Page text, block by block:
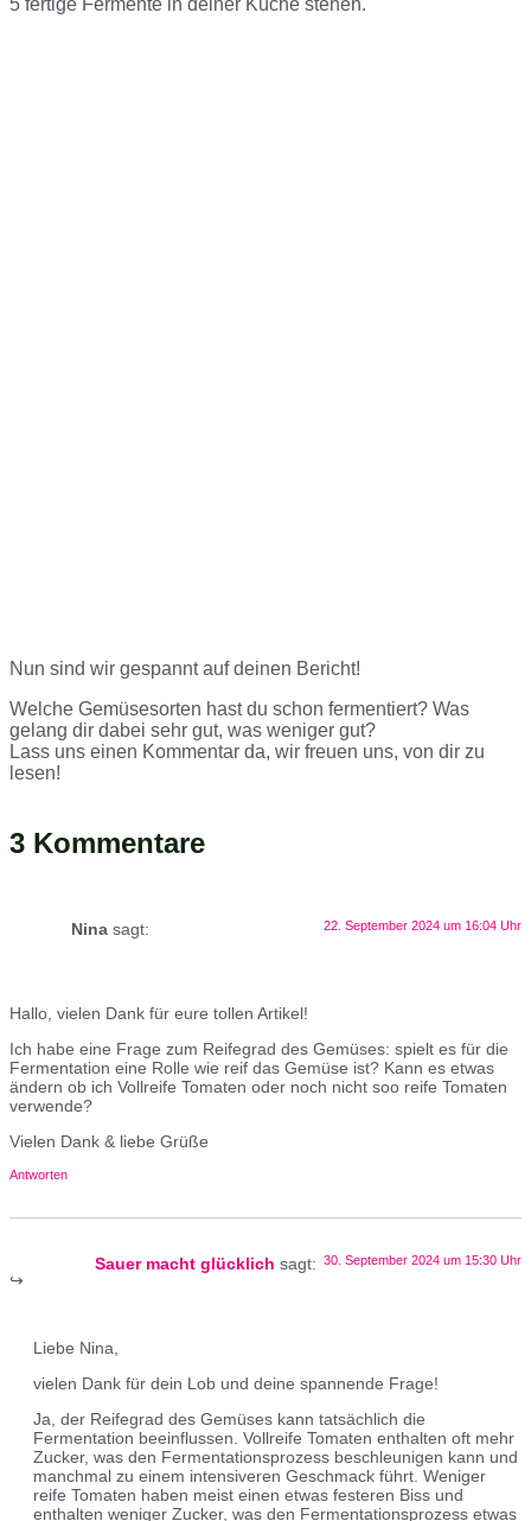
5 fertige Fermente in deiner Küche stehen.
Nun sind wir gespannt auf deinen Bericht!
Welche Gemüsesorten hast du schon fermentiert? Was
gelang dir dabei sehr gut, was weniger gut?
Lass uns einen Kommentar da, wir freuen uns, von dir zu
lesen!
3 Kommentare
Nina sagt: 22. September 2024 um 16:04 Uhr
Hallo, vielen Dank für eure tollen Artikel!
Ich habe eine Frage zum Reifegrad des Gemüses: spielt es für die
Fermentation eine Rolle wie reif das Gemüse ist? Kann es etwas
ändern ob ich Vollreife Tomaten oder noch nicht soo reife Tomaten
verwende?
Vielen Dank & liebe Grüße
Antworten
Sauer macht glücklich sagt: 30. September 2024 um 15:30 Uhr
Liebe Nina,
vielen Dank für dein Lob und deine spannende Frage!
Ja, der Reifegrad des Gemüses kann tatsächlich die
Fermentation beeinflussen. Vollreife Tomaten enthalten oft mehr
Zucker, was den Fermentationsprozess beschleunigen kann und
manchmal zu einem intensiveren Geschmack führt. Weniger
reife Tomaten haben meist einen etwas festeren Biss und
enthalten weniger Zucker, was den Fermentationsprozess etwas